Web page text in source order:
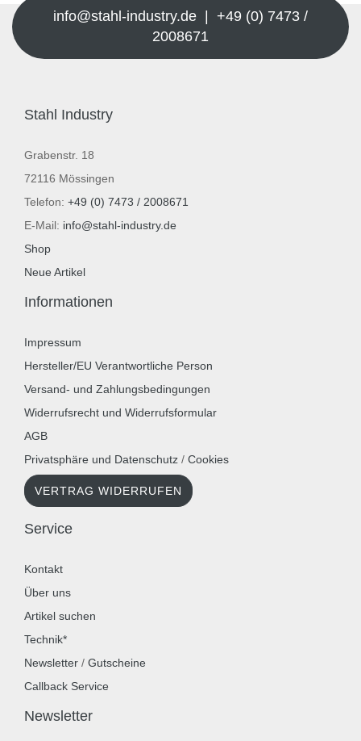
info@stahl-industry.de | +49 (0) 7473 /
2008671
Stahl Industry
Grabenstr. 18
72116 Mössingen
Telefon: +49 (0) 7473 / 2008671
E-Mail: info@stahl-industry.de
Shop
Neue Artikel
Informationen
Impressum
Hersteller/EU Verantwortliche Person
Versand- und Zahlungsbedingungen
Widerrufsrecht und Widerrufsformular
AGB
Privatsphäre und Datenschutz / Cookies
VERTRAG WIDERRUFEN
Service
Kontakt
Über uns
Artikel suchen
Technik*
Newsletter / Gutscheine
Callback Service
Newsletter